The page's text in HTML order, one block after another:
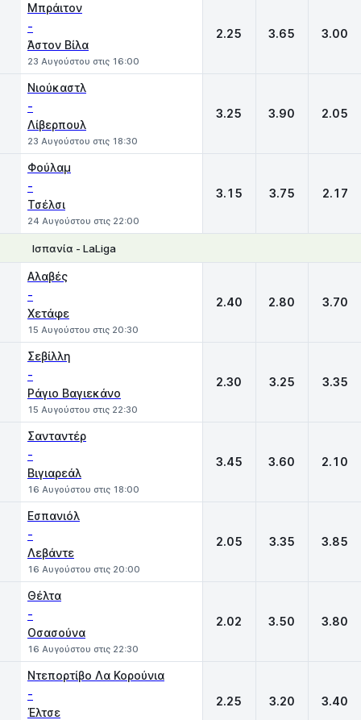
Μπράιτον
-
Άστον Βίλα
23 Αυγούστου στις 16:00
2.25 3.65 3.00
Νιούκαστλ
-
Λίβερπουλ
23 Αυγούστου στις 18:30
3.25 3.90 2.05
Φούλαμ
-
Τσέλσι
24 Αυγούστου στις 22:00
3.15 3.75 2.17
Ισπανία - LaLiga
Αλαβές
-
Χετάφε
15 Αυγούστου στις 20:30
2.40 2.80 3.70
Σεβίλλη
-
Ράγιο Βαγιεκάνο
15 Αυγούστου στις 22:30
2.30 3.25 3.35
Σανταντέρ
-
Βιγιαρεάλ
16 Αυγούστου στις 18:00
3.45 3.60 2.10
Εσπανιόλ
-
Λεβάντε
16 Αυγούστου στις 20:00
2.05 3.35 3.85
Θέλτα
-
Οσασούνα
16 Αυγούστου στις 22:30
2.02 3.50 3.80
Ντεπορτίβο Λα Κορούνια
-
Έλτσε
2.25 3.20 3.40